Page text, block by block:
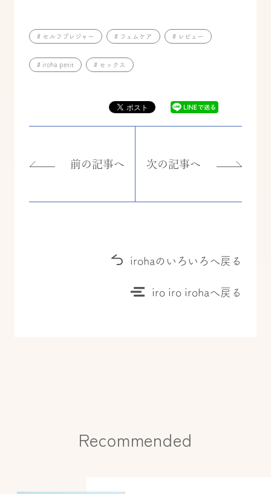
# セルフプレジャー # フェムケア # レビュー
# iroha petit # セックス
前の記事へ 次の記事へ
irohaのいろいろへ戻る
iro iro irohaへ戻る
Recommended